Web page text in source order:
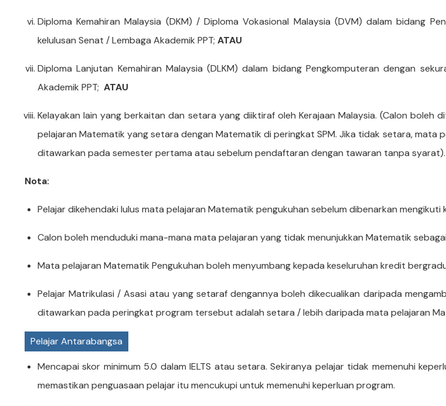
Diploma Kemahiran Malaysia (DKM) / Diploma Vokasional Malaysia (DVM) dalam bidang
kelulusan Senat / Lembaga Akademik PPT; ATAU
Diploma Lanjutan Kemahiran Malaysia (DLKM) dalam bidang Pengkomputeran dengan
Akademik PPT; ATAU
Kelayakan lain yang berkaitan dan setara yang diiktiraf oleh Kerajaan Malaysia. (Calon boleh
pelajaran Matematik yang setara dengan Matematik di peringkat SPM. Jika tidak setara,
ditawarkan pada semester pertama atau sebelum pendaftaran dengan tawaran tanpa syarat).
Nota:
Pelajar dikehendaki lulus mata pelajaran Matematik pengukuhan sebelum dibenarkan
Calon boleh menduduki mana-mana mata pelajaran yang tidak menunjukkan Matematik
Mata pelajaran Matematik Pengukuhan boleh menyumbang kepada keseluruhan kredit
Pelajar Matrikulasi / Asasi atau yang setaraf dengannya boleh dikecualikan daripada
ditawarkan pada peringkat program tersebut adalah setara / lebih daripada mata pelajaran
Pelajar Antarabangsa
Mencapai skor minimum 5.0 dalam IELTS atau setara. Sekiranya pelajar tidak memenuhi
memastikan penguasaan pelajar itu mencukupi untuk memenuhi keperluan program.